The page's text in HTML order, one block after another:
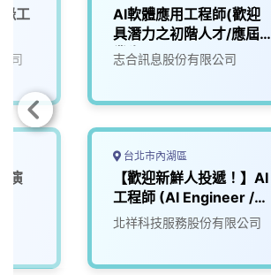
工
司
演
AI軟體應用工程師(歡迎
具潛力之初階人才/應屆畢
業生)
志合訊息股份有限公司
台北市內湖區
【歡迎新鮮人投遞！】AI
工程師 (AI Engineer /
LLM Specialist)
北祥科技服務股份有限公司